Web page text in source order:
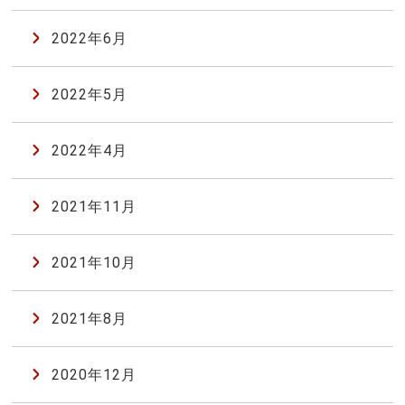
2022年6月
2022年5月
2022年4月
2021年11月
2021年10月
2021年8月
2020年12月